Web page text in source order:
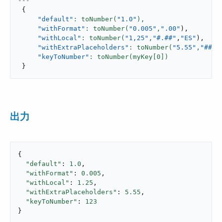
{
"default" : toNumber( "1.0" ),
"withFormat" : toNumber( "0.005" , ".00" ) ,
"withLocal" : toNumber( "1,25" , "#.##" , "ES" ) ,
"withExtraPlaceholders" : toNumber( "5.55" ,
"keyToNumber" : toNumber(myKey[ 0
}
出力
{
"default" : 1.0 ,
"withFormat" : 0.005 ,
"withLocal" : 1.25 ,
"withExtraPlaceholders" : 5.55 ,
"keyToNumber" : 123
}